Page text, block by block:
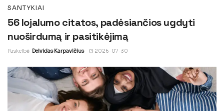
SANTYKIAI
56 lojalumo citatos, padėsiančios ugdyti
nuoširdumą ir pasitikėjimą
Paskelbė Deividas Karpavičius 2026-07-30